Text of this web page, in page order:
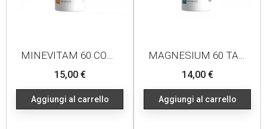
MINEVITAM 60 COMPRESSE
Prezzo
15,00 €
Aggiungi al carrello
MAGNESIUM 60 TABLETS
Prezzo
14,00 €
Aggiungi al carrello